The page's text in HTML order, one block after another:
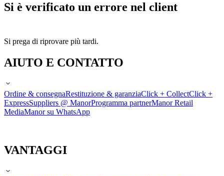
Si è verificato un errore nel client
Si prega di riprovare più tardi.
AIUTO E CONTATTO
Ordine & consegnaRestituzione & garanziaClick + CollectClick +
ExpressSuppliers @ ManorProgramma partnerManor Retail
MediaManor su WhatsApp
VANTAGGI